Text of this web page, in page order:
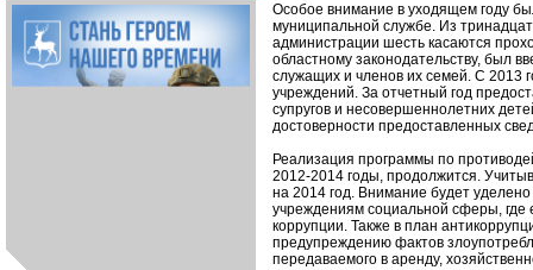
Особое внимание в уходящем году
муниципальной службе. Из
администрации шесть касаются
областному законодательству, был
служащих и членов их семей. С 2013
учреждений. За отчетный год
супругов и несовершеннолетних
достоверности предоставленных
Реализация программы по
2012-2014 годы, продолжится.
на 2014 год. Внимание будет
учреждениям социальной сферы, где
коррупции. Также в план
предупреждению фактов
передаваемого в аренду,